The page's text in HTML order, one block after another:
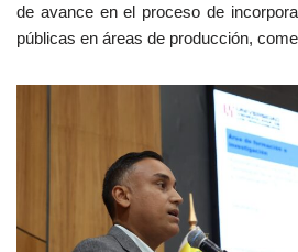
de avance en el proceso de
públicas en áreas de producción,